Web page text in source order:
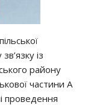
із
району
частини А
проведення